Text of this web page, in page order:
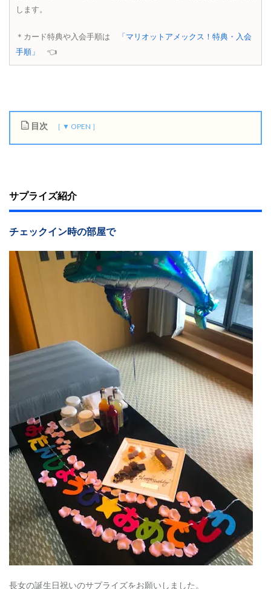
します。
＊カード特典や入会手順は
「マリオットアメックス！特典・入会
手順」
👈
目次
1
ズ
紹
1.0.1
チ
ェ
屋
の
デ
ザ
ー
ト
で
1.0.3
夕
食
か
ら
戻
っ
た
屋
サプライズ紹介
チェックイン時の部屋で
長女の誕生日祝いのサプライズをお願いしました。